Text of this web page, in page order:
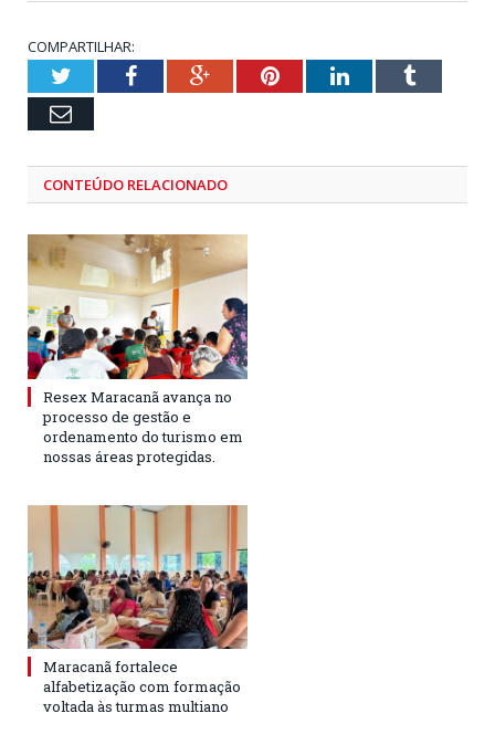
COMPARTILHAR:
TwitterFacebookGoogle+PinterestLinkedInTumblr
Email
CONTEÚDO RELACIONADO
Resex Maracanã avança no
processo de gestão e
ordenamento do turismo em
nossas áreas protegidas.
Maracanã fortalece
alfabetização com formação
voltada às turmas multiano